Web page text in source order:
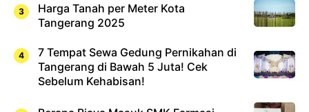
Harga Tanah per Meter Kota
Tangerang 2025
7 Tempat Sewa Gedung Pernikahan di
Tangerang di Bawah 5 Juta! Cek
Sebelum Kehabisan!